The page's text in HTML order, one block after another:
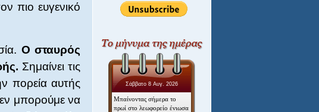
πιο ευγενικό
Ο σταυρός
Σημαίνει τις
πορεία αυτής
μπορούμε να
Σάββατο 8 Αυγ. 2026
Μπαίνοντας σήμερα το
πρωί στο λεωφορείο ένιωσα